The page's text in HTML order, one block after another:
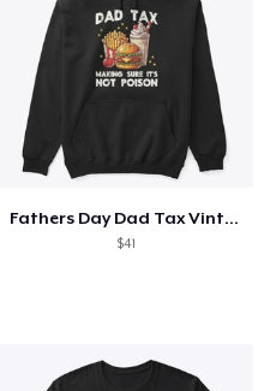
Fathers Day Dad Tax Vintage Papa T-Shirt
$41